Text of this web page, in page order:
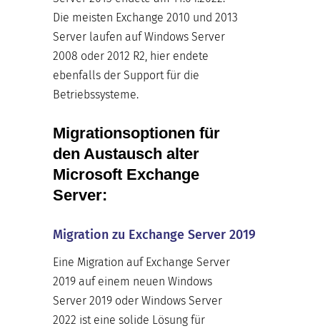
Die meisten Exchange 2010 und 2013
Server laufen auf Windows Server
2008 oder 2012 R2, hier endete
ebenfalls der Support für die
Betriebssysteme.
Migrationsoptionen für
den Austausch alter
Microsoft Exchange
Server:
Migration zu Exchange Server 2019
Eine Migration auf Exchange Server
2019 auf einem neuen Windows
Server 2019 oder Windows Server
2022 ist eine solide Lösung für